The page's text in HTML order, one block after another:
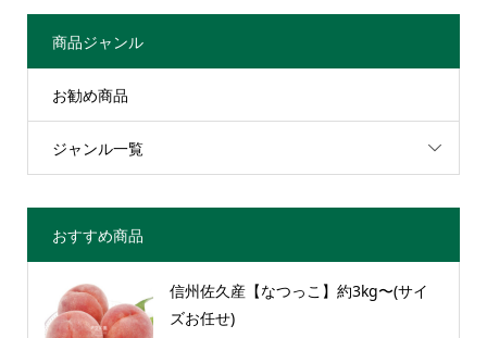
商品ジャンル
お勧め商品
ジャンル一覧
おすすめ商品
信州佐久産【なつっこ】約3kg〜(サイ
ズお任せ)